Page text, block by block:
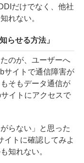
だけでなく、他社
れない。
らせる方法」
のが、ユーザーへ
サイトで通信障害が
そもデータ通信が
イトにアクセスで
らない」と思った
イトに確認してみよ
知れない。